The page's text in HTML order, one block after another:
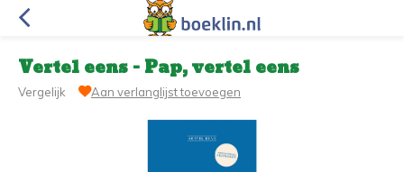
Vertel eens - Pap, vertel eens
Vergelijk Aan verlanglijst toevoegen